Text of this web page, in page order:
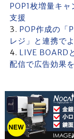
POP1枚増量キ
支援
POP作成の「
レジ」と連携で
LIVE BOARD
配信で広告効果